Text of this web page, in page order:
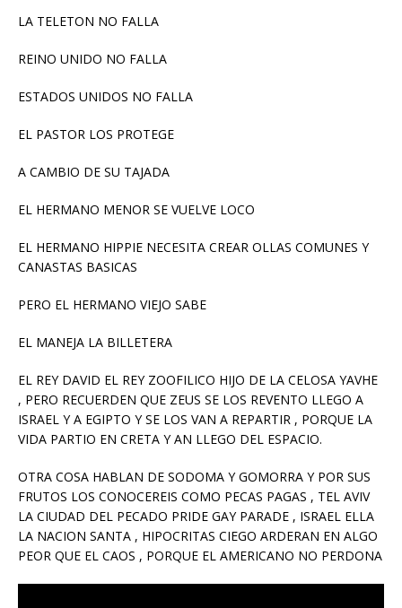
LA TELETON NO FALLA
REINO UNIDO NO FALLA
ESTADOS UNIDOS NO FALLA
EL PASTOR LOS PROTEGE
A CAMBIO DE SU TAJADA
EL HERMANO MENOR SE VUELVE LOCO
EL HERMANO HIPPIE NECESITA CREAR OLLAS COMUNES Y
CANASTAS BASICAS
PERO EL HERMANO VIEJO SABE
EL MANEJA LA BILLETERA
EL REY DAVID EL REY ZOOFILICO HIJO DE LA CELOSA YAVHE
, PERO RECUERDEN QUE ZEUS SE LOS REVENTO LLEGO A
ISRAEL Y A EGIPTO Y SE LOS VAN A REPARTIR , PORQUE LA
VIDA PARTIO EN CRETA Y AN LLEGO DEL ESPACIO.
OTRA COSA HABLAN DE SODOMA Y GOMORRA Y POR SUS
FRUTOS LOS CONOCEREIS COMO PECAS PAGAS , TEL AVIV
LA CIUDAD DEL PECADO PRIDE GAY PARADE , ISRAEL ELLA
LA NACION SANTA , HIPOCRITAS CIEGO ARDERAN EN ALGO
PEOR QUE EL CAOS , PORQUE EL AMERICANO NO PERDONA